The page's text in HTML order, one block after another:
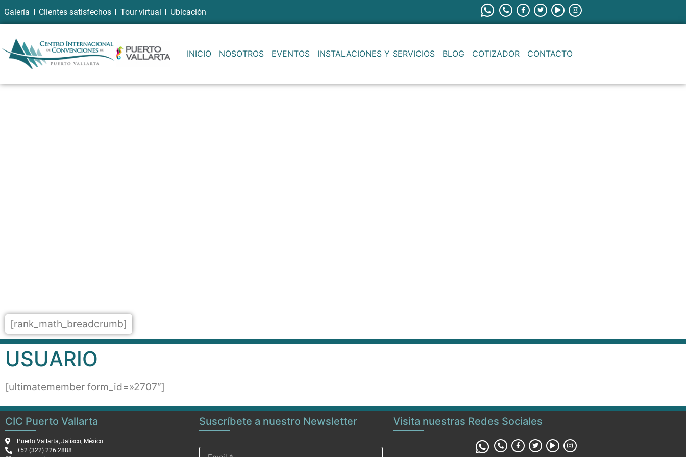
Galería Clientes satisfechos Tour virtual Ubicación
INICIO NOSOTROS EVENTOS INSTALACIONES Y SERVICIOS BLOG COTIZADOR CONTACTO
[rank_math_breadcrumb]
USUARIO
[ultimatemember form_id=»2707″]
CIC Puerto Vallarta
Puerto Vallarta, Jalisco, México.
+52 (322) 226 2888
Suscríbete a nuestro Newsletter Visita nuestras Redes Sociales